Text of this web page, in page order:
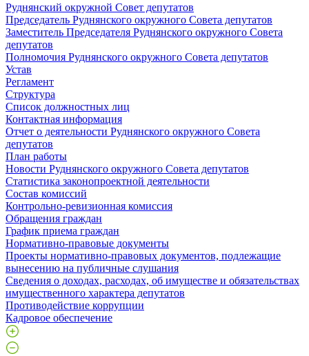
Руднянский окружной Совет депутатов
Председатель Руднянского окружного Совета депутатов
Заместитель Председателя Руднянского окружного Совета
депутатов
Полномочия Руднянского окружного Совета депутатов
Устав
Регламент
Структура
Список должностных лиц
Контактная информация
Отчет о деятельности Руднянского окружного Совета
депутатов
План работы
Новости Руднянского окружного Совета депутатов
Статистика законопроектной деятельности
Состав комиссий
Контрольно-ревизионная комиссия
Обращения граждан
График приема граждан
Нормативно-правовые документы
Проекты нормативно-правовых документов, подлежащие
вынесению на публичные слушания
Сведения о доходах, расходах, об имуществе и обязательствах
имущественного характера депутатов
Противодействие коррупции
Кадровое обеспечение